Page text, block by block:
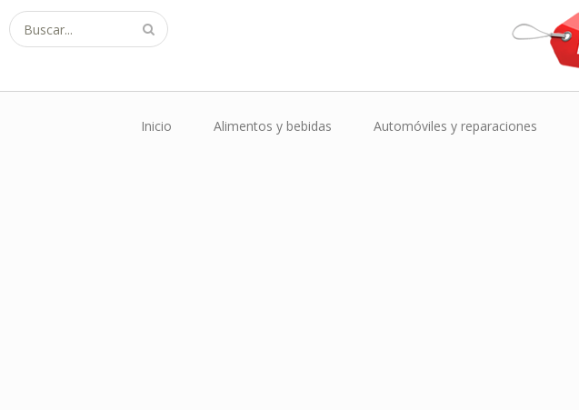
Buscar...
Inicio Alimentos y bebidas Automóviles y reparaciones